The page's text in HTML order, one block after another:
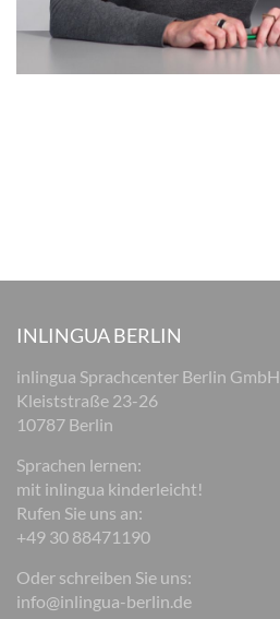
INLINGUA BERLIN
inlingua Sprachcenter Berlin GmbH
Kleiststraße 23-26
10787 Berlin
Sprachen lernen:
mit inlingua kinderleicht!
Rufen Sie uns an:
+49 30 88471190
Oder schreiben Sie uns:
info@inlingua-berlin.de